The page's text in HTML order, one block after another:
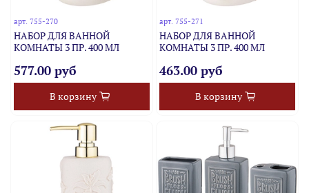
арт.755-270
НАБОР ДЛЯ ВАННОЙ
КОМНАТЫ 3 ПР. 400 МЛ
577.00 руб
В корзину
арт. 755-271
НАБОР ДЛЯ ВАННОЙ
КОМНАТЫ 3 ПР. 400 МЛ
463.00 руб
В корзину